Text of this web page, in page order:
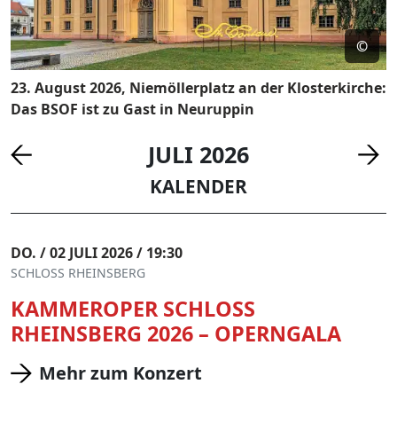
©
23. August 2026, Niemöllerplatz an der Klosterkirche:
Das BSOF ist zu Gast in Neuruppin
JULI 2026
KALENDER
DO. / 02 JULI 2026 / 19:30
SCHLOSS RHEINSBERG
KAMMEROPER SCHLOSS
RHEINSBERG 2026 – OPERNGALA
Mehr zum Konzert